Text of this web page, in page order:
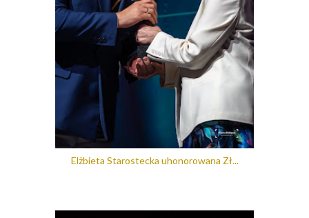
Elżbieta Starostecka uhonorowana Zł...